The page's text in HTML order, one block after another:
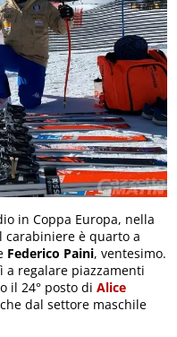
in Coppa Europa, nella
carabiniere è quarto a
Federico Paini, ventesimo.
regalare piazzamenti
il 24° posto diAlice
dal settore maschile